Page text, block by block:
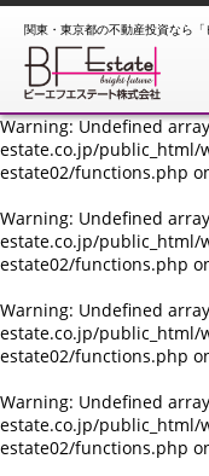
Warning: Undefined
estate.co.jp/
estate02/functions.php
Warning: Undefined
estate.co.jp/
estate02/functions.php
Warning: Undefined
estate.co.jp/
estate02/functions.php
Warning: Undefined
estate.co.jp/
estate02/functions.php
Warning: Undefined
estate.co.jp/
estate02/functions.php
関東・東京都の不動産投資なら「